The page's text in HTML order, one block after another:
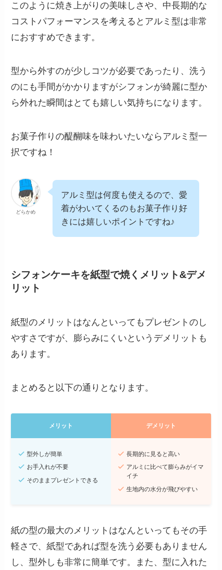
このように焼き上がりの美味しさや、中長期的な
コストパフォーマンスを考えるとアルミ型は非常
におすすめできます。
型から外すのが少しコツが必要であったり、洗う
のにも手間がかかりますがシフォンが綺麗に型か
ら外れた瞬間はとても嬉しい気持ちになります。
お菓子作りの醍醐味を味わいたいならアルミ型一
択ですね！
どらかめ
アルミ型は何度も使えるので、愛
着がわいてくるのもお菓子作り好
きには嬉しいポイントですね♪
シフォンケーキを紙型で焼くメリット&デメ
リット
紙型のメリットはなんといってもプレゼントのし
やすさですが、膨らみにくいというデメリットも
あります。
まとめると以下の通りとなります。
メリット デメリット
型外しが簡単
お手入れが不要
そのままプレゼントできる
長期的に見ると高い
アルミに比べて膨らみがイマ
イチ
生地内の水分が飛びやすい
紙の型の最大のメリットはなんといってもその手
軽さで、紙型であれば型を洗う必要もありません
し、型外しも非常に簡単です。また、型に入れた